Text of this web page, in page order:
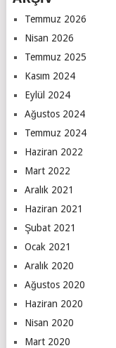
Temmuz 2026
Nisan 2026
Temmuz 2025
Kasım 2024
Eylül 2024
Ağustos 2024
Temmuz 2024
Haziran 2022
Mart 2022
Aralık 2021
Haziran 2021
Şubat 2021
Ocak 2021
Aralık 2020
Ağustos 2020
Haziran 2020
Nisan 2020
Mart 2020